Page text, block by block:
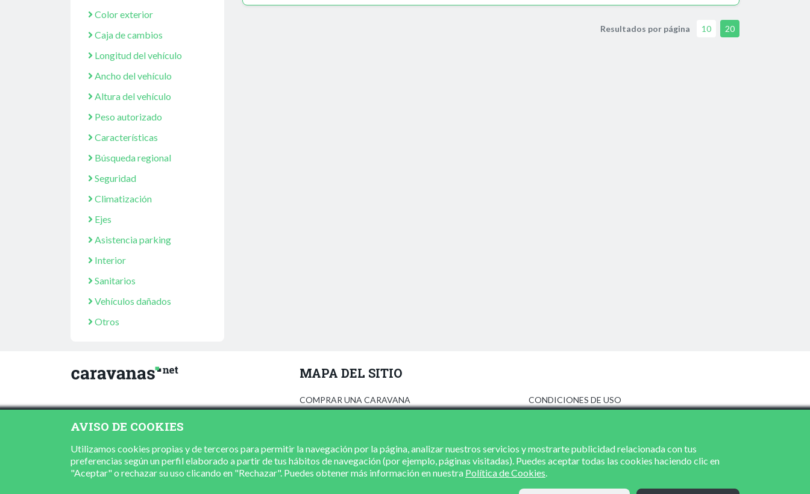
Color exterior
Caja de cambios
Longitud del vehículo
Ancho del vehículo
Altura del vehículo
Peso autorizado
Características
Búsqueda regional
Seguridad
Climatización
Ejes
Asistencia parking
Interior
Sanitarios
Vehículos dañados
Otros
Resultados por página 10 20
MAPA DEL SITIO
COMPRAR UNA CARAVANA
CONCESIONARIOS
CONTACTO
CONDICIONES DE USO
POLÍTICA DE COOKIES
AVISO DE COOKIES
Utilizamos cookies propias y de terceros para permitir la navegación por la página, analizar nuestros servicios y mostrarte publicidad relacionada con tus
preferencias según un perfil elaborado a partir de tus hábitos de navegación (por ejemplo, páginas visitadas). Puedes aceptar todas las cookies haciendo clic en
"Aceptar" o rechazar su uso clicando en "Rechazar". Puedes obtener más información en nuestra Política de Cookies.